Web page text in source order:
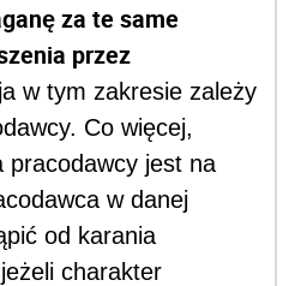
za te same
przez
w tym zakresie zależy
Co więcej,
pracodawcy jest na
w danej
od karania
charakter